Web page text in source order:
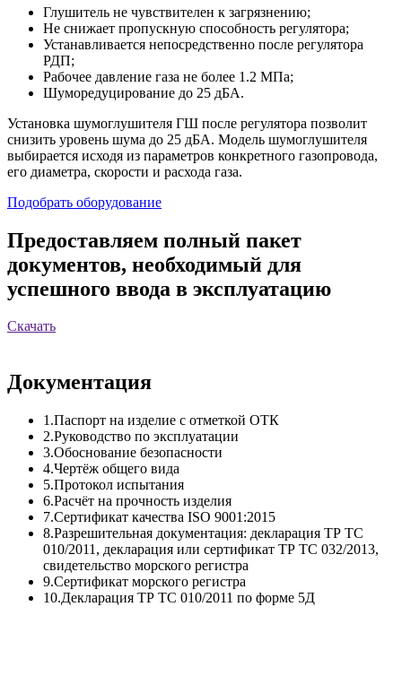
Глушитель не чувствителен к загрязнению;
Не снижает пропускную способность регулятора;
Устанавливается непосредственно после регулятора
РДП;
Рабочее давление газа не более 1.2 МПа;
Шуморедуцирование до 25 дБА.
Установка шумоглушителя ГШ после регулятора позволит
снизить уровень шума до 25 дБА. Модель шумоглушителя
выбирается исходя из параметров конкретного газопровода,
его диаметра, скорости и расхода газа.
Подобрать оборудование
Предоставляем полный пакет
документов, необходимый для
успешного ввода в эксплуатацию
Скачать
Документация
1.Паспорт на изделие с отметкой ОТК
2.Руководство по эксплуатации
3.Обоснование безопасности
4.Чертёж общего вида
5.Протокол испытания
6.Расчёт на прочность изделия
7.Сертификат качества ISO 9001:2015
8.Разрешительная документация: декларация ТР ТС
010/2011, декларация или сертификат ТР ТС 032/2013,
свидетельство морского регистра
9.Сертификат морского регистра
10.Декларация ТР ТС 010/2011 по форме 5Д